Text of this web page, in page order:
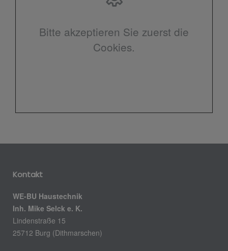
Bitte akzeptieren Sie zuerst die
Cookies.
Kontakt
WE-BU Haustechnik
Inh. Mike Selck e. K.
Lindenstraße 15
25712 Burg (Dithmarschen)